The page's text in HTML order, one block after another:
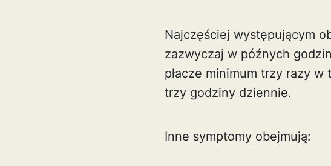
Najczęściej występującym
zazwyczaj w późnych
płacze minimum trzy razy
trzy godziny dziennie.
Inne symptomy obejmują: